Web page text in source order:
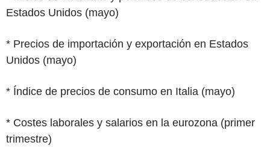
Estados Unidos (mayo)
* Precios de importación y exportación en Estados
Unidos (mayo)
* Índice de precios de consumo en Italia (mayo)
* Costes laborales y salarios en la eurozona (primer
trimestre)